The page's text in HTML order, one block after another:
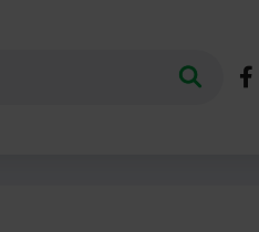
avec des mots clés au